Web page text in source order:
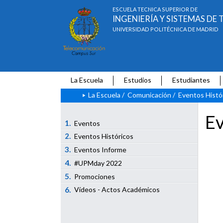
ESCUELA TÉCNICA SUPERIOR DE
INGENIERÍA Y SISTEMAS
UNIVERSIDAD POLITÉCNICA DE MADRID
La Escuela Estudios
Estudiantes
La Escuela / Comunicación / Eventos
1. Eventos
2. Eventos Históricos
3. Eventos Informe
4. #UPMday 2022
5. Promociones
6. Vídeos - Actos Académicos